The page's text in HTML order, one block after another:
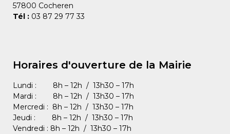
57800 Cocheren
Tél : 03 87 29 77 33
Horaires d'ouverture de la Mairie
Lundi : 8h – 12h / 13h30 – 17h
Mardi : 8h – 12h / 13h30 – 17h
Mercredi : 8h – 12h / 13h30 – 17h
Jeudi : 8h – 12h / 13h30 – 17h
Vendredi : 8h – 12h / 13h30 – 17h